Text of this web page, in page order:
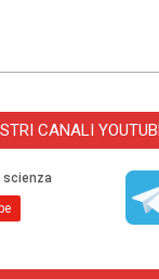
CANALI